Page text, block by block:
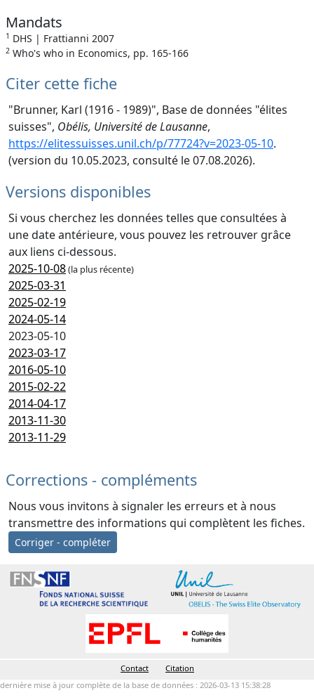
Mandats
1 DHS | Frattianni 2007
2 Who's who in Economics, pp. 165-166
Citer cette fiche
"Brunner, Karl (1916 - 1989)", Base de données "élites
suisses", Obélis, Université de Lausanne,
https://elitessuisses.unil.ch/p/77724?v=2023-05-10.
(version du 10.05.2023, consulté le 07.08.2026).
Versions disponibles
Si vous cherchez les données telles que consultées à
une date antérieure, vous pouvez les retrouver grâce
aux liens ci-dessous.
2025-10-08(la plus récente)
2025-03-31
2025-02-19
2024-05-14
2023-05-10
2023-03-17
2016-05-10
2015-02-22
2014-04-17
2013-11-30
2013-11-29
Corrections - compléments
Nous vous invitons à signaler les erreurs et à nous
transmettre des informations qui complètent les fiches.
Corriger - compléter
Contact
Citation
dernière mise à jour complète de la base de données : 2026-03-13 15:38:28